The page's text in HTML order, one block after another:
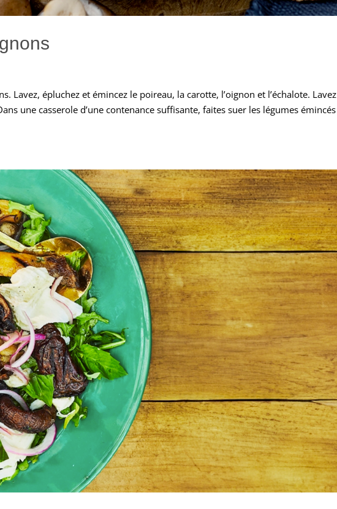
Lavez, épluchez et émincez le poireau, la carotte, l’oignon et l’échalote. Lavez
une casserole d’une contenance suffisante, faites suer les légumes émincés